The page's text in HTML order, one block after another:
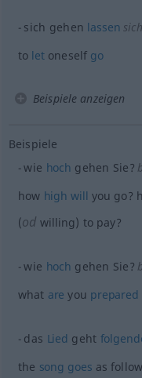
sich gehen lassen
to letoneself go
Beispiele anzeigen
Beispiele
wie hoch gehen Sie?
how high will you go?
(od willing) to pay?
wie hoch gehen Sie?
what are you prepared
das Lied geht
the song goes as